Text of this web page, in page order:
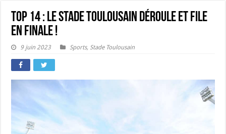
Top 14 : Le Stade Toulousain déroule et file
en Finale !
9 juin 2023 Sports, Stade Toulousain